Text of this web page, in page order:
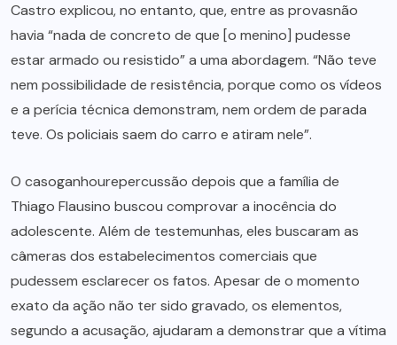
Castro explicou, no entanto, que, entre as provasnão
havia “nada de concreto de que [o menino] pudesse
estar armado ou resistido” a uma abordagem. “Não teve
nem possibilidade de resistência, porque como os vídeos
e a perícia técnica demonstram, nem ordem de parada
teve. Os policiais saem do carro e atiram nele”.
O casoganhourepercussão depois que a família de
Thiago Flausino buscou comprovar a inocência do
adolescente. Além de testemunhas, eles buscaram as
câmeras dos estabelecimentos comerciais que
pudessem esclarecer os fatos. Apesar de o momento
exato da ação não ter sido gravado, os elementos,
segundo a acusação, ajudaram a demonstrar que a vítima